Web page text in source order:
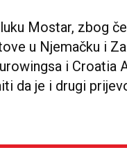
Mostar, zbog
u Njemačku i
i Croatia
da je i drugi